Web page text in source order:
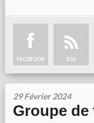
FACEBOOK RSS
29 Février 2024
Groupe